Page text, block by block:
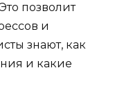
позволит
и
знают, как
и какие